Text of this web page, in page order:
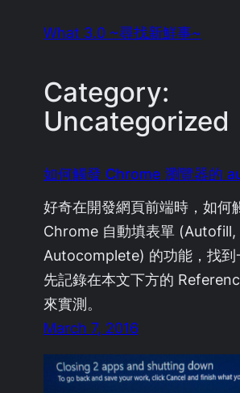
What 3.0 ~尋找新鮮事~
Category:
Uncategorized
如何觸發 Chrome 瀏覽器的
好奇在開發網頁前端時，如何
Chrome 自動填表單 (Autofill,
Autocomplete) 的功能，找到
先記錄在本文下方的
來實測。
March 7, 2016